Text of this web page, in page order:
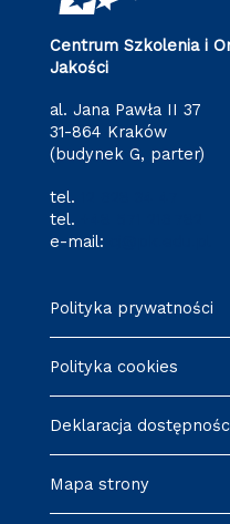
Centrum Szkolenia i
Jakości
al. Jana Pawła II 37
31-864 Kraków
(budynek G, parter)
tel.
tel.
e-mail:
Polityka prywatności
Polityka cookies
Deklaracja
Mapa strony